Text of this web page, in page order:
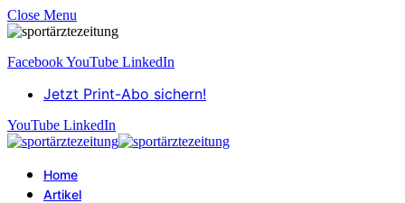
Close Menu
FacebookYouTube LinkedIn
Jetzt Print-Abo sichern!
YouTube LinkedIn
Home
Artikel